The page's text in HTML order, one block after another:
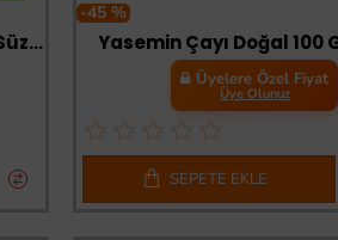
Acı Çehrili Zerafet Form Çayı 42 Süzen Poşet
-45 %
Yasemin Çayı Doğal 100
Üyelere Özel Fiyat
Üye Olunuz
SEPETE EKLE